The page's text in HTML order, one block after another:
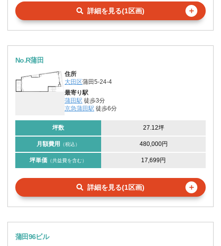
詳細を見る(1区画) ＋
No.R蒲田
住所
大田区蒲田5-24-4
最寄り駅
蒲田駅 徒歩3分
京急蒲田駅 徒歩6分
坪数 27.12坪
月額費用 （税込） 480,000円
坪単価 （共益費を含む） 17,699円
詳細を見る(1区画) ＋
蒲田96ビル